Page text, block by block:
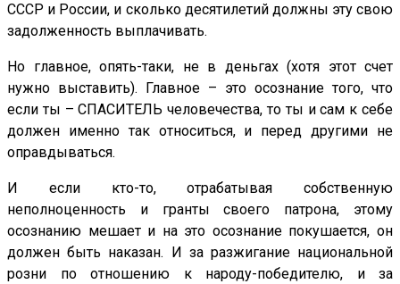
СССР и России, и сколько десятилетий должны эту свою
задолженность выплачивать.
Но главное, опять-таки, не в деньгах (хотя этот счет
нужно выставить). Главное – это осознание того, что
если ты – СПАСИТЕЛЬ человечества, то ты и сам к себе
должен именно так относиться, и перед другими не
оправдываться.
И если кто-то, отрабатывая собственную
неполноценность и гранты своего патрона, этому
осознанию мешает и на это осознание покушается, он
должен быть наказан. И за разжигание национальной
розни по отношению к народу-победителю, и за